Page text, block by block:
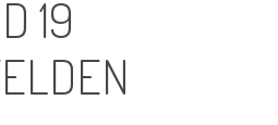
19